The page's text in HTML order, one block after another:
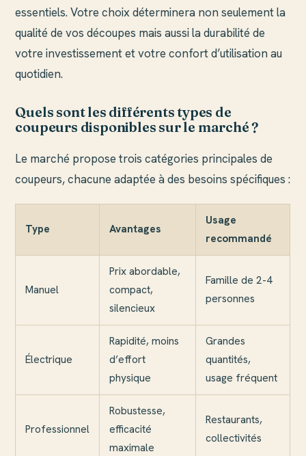
essentiels. Votre choix déterminera non seulement la
qualité de vos découpes mais aussi la durabilité de
votre investissement et votre confort d’utilisation au
quotidien.
Quels sont les différents types de
coupeurs disponibles sur le marché ?
Le marché propose trois catégories principales de
coupeurs, chacune adaptée à des besoins spécifiques :
Type Avantages
Usage
recommandé
Manuel
Prix abordable,
compact,
silencieux
Famille de 2-4
personnes
Électrique
Rapidité, moins
d’effort
physique
Grandes
quantités,
usage fréquent
Professionnel
Robustesse,
efficacité
maximale
Restaurants,
collectivités